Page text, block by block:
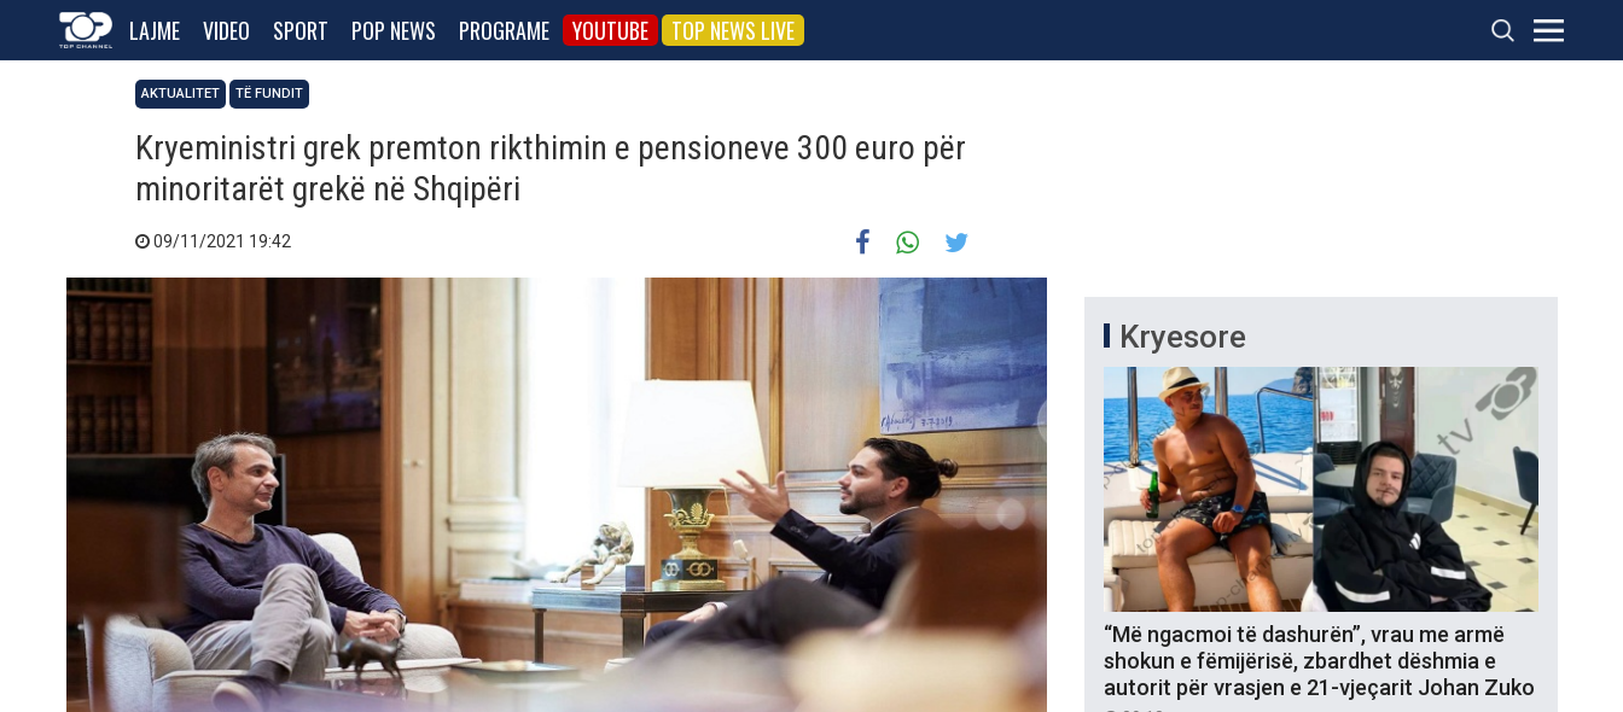
LAJME VIDEO SPORT POP NEWS PROGRAME YOUTUBE TOP NEWS LIVE
AKTUALITET TË FUNDIT
Kryeministri grek premton rikthimin e pensioneve 300 euro për
minoritarët grekë në Shqipëri
09/11/2021 19:42
Kryesore
“Më ngacmoi të dashurën”, vrau me armë
shokun e fëmijërisë, zbardhet dëshmia e
autorit për vrasjen e 21-vjeçarit Johan Zuko